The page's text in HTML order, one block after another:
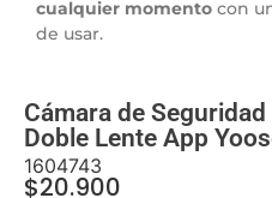
cualquier momento con
de usar.
Cámara de
Doble Lente App
1604743
$20.900